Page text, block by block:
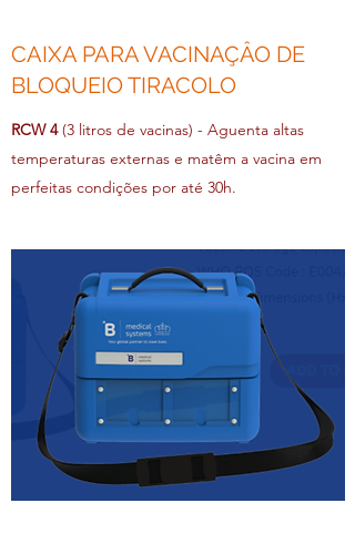
CAIXA PARA VACINAÇÂO DE
BLOQUEIO TIRACOLO
RCW 4(3 litros de vacinas) - Aguenta altas
temperaturas externas e matêm a vacina em
perfeitas condições por até 30h.